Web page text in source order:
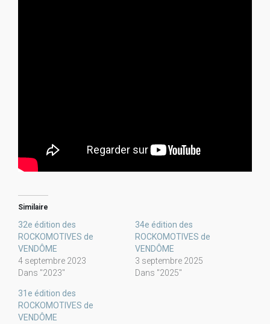
Similaire
32e édition des
ROCKOMOTIVES de
VENDÔME
4 septembre 2023
Dans "2023"
34e édition des
ROCKOMOTIVES de
VENDÔME
3 septembre 2025
Dans "2025"
31e édition des
ROCKOMOTIVES de
VENDÔME